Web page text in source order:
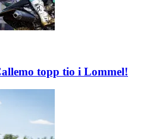
topp tio i Lommel!